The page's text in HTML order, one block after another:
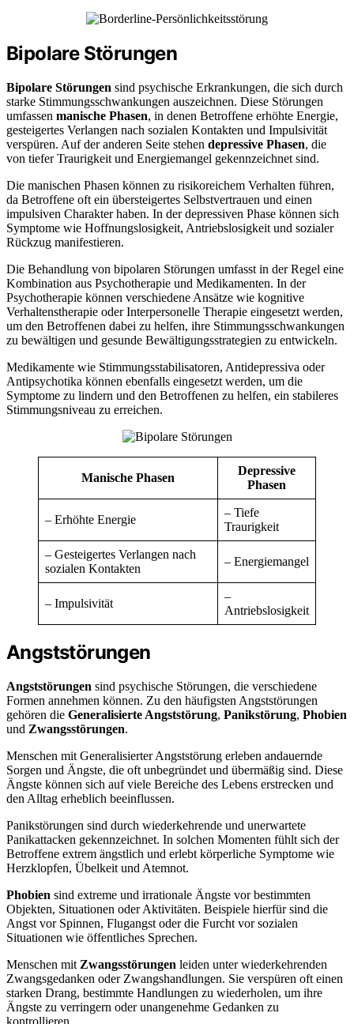
Bipolare Störungen
Bipolare Störungen sind psychische Erkrankungen, die sich durch
starke Stimmungsschwankungen auszeichnen. Diese Störungen
umfassen manische Phasen, in denen Betroffene erhöhte Energie,
gesteigertes Verlangen nach sozialen Kontakten und Impulsivität
verspüren. Auf der anderen Seite stehen depressive Phasen, die
von tiefer Traurigkeit und Energiemangel gekennzeichnet sind.
Die manischen Phasen können zu risikoreichem Verhalten führen,
da Betroffene oft ein übersteigertes Selbstvertrauen und einen
impulsiven Charakter haben. In der depressiven Phase können sich
Symptome wie Hoffnungslosigkeit, Antriebslosigkeit und sozialer
Rückzug manifestieren.
Die Behandlung von bipolaren Störungen umfasst in der Regel eine
Kombination aus Psychotherapie und Medikamenten. In der
Psychotherapie können verschiedene Ansätze wie kognitive
Verhaltenstherapie oder Interpersonelle Therapie eingesetzt werden,
um den Betroffenen dabei zu helfen, ihre Stimmungsschwankungen
zu bewältigen und gesunde Bewältigungsstrategien zu entwickeln.
Medikamente wie Stimmungsstabilisatoren, Antidepressiva oder
Antipsychotika können ebenfalls eingesetzt werden, um die
Symptome zu lindern und den Betroffenen zu helfen, ein stabileres
Stimmungsniveau zu erreichen.
Manische Phasen
Depressive
Phasen
– Erhöhte Energie
– Tiefe
Traurigkeit
– Gesteigertes Verlangen nach
sozialen Kontakten
– Energiemangel
– Impulsivität
–
Antriebslosigkeit
Angststörungen
Angststörungen sind psychische Störungen, die verschiedene
Formen annehmen können. Zu den häufigsten Angststörungen
gehören die Generalisierte Angststörung, Panikstörung, Phobien
und Zwangsstörungen.
Menschen mit Generalisierter Angststörung erleben andauernde
Sorgen und Ängste, die oft unbegründet und übermäßig sind. Diese
Ängste können sich auf viele Bereiche des Lebens erstrecken und
den Alltag erheblich beeinflussen.
Panikstörungen sind durch wiederkehrende und unerwartete
Panikattacken gekennzeichnet. In solchen Momenten fühlt sich der
Betroffene extrem ängstlich und erlebt körperliche Symptome wie
Herzklopfen, Übelkeit und Atemnot.
Phobien sind extreme und irrationale Ängste vor bestimmten
Objekten, Situationen oder Aktivitäten. Beispiele hierfür sind die
Angst vor Spinnen, Flugangst oder die Furcht vor sozialen
Situationen wie öffentliches Sprechen.
Menschen mit Zwangsstörungen leiden unter wiederkehrenden
Zwangsgedanken oder Zwangshandlungen. Sie verspüren oft einen
starken Drang, bestimmte Handlungen zu wiederholen, um ihre
Ängste zu verringern oder unangenehme Gedanken zu